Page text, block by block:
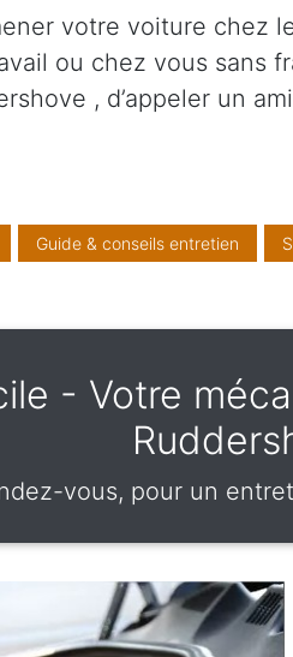
votre voiture
ou chez vous sans
, d’appeler un
Guide & conseils entretien
- Votre
vous, pour un